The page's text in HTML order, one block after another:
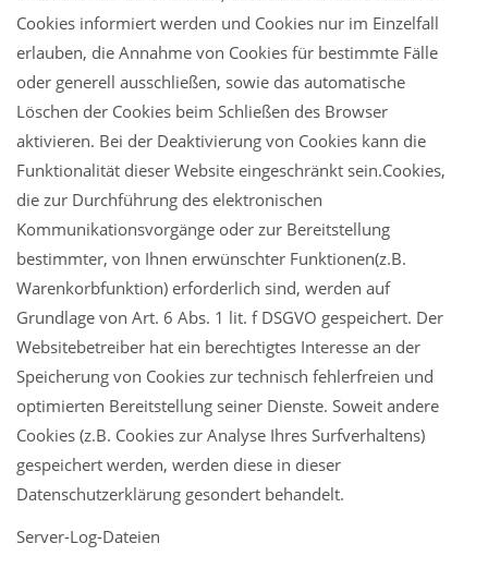
Cookies informiert werden und Cookies nur im Einzelfall
erlauben, die Annahme von Cookies für bestimmte Fälle
oder generell ausschließen, sowie das automatische
Löschen der Cookies beim Schließen des Browser
aktivieren. Bei der Deaktivierung von Cookies kann die
Funktionalität dieser Website eingeschränkt sein.Cookies,
die zur Durchführung des elektronischen
Kommunikationsvorgänge oder zur Bereitstellung
bestimmter, von Ihnen erwünschter Funktionen(z.B.
Warenkorbfunktion) erforderlich sind, werden auf
Grundlage von Art. 6 Abs. 1 lit. f DSGVO gespeichert. Der
Websitebetreiber hat ein berechtigtes Interesse an der
Speicherung von Cookies zur technisch fehlerfreien und
optimierten Bereitstellung seiner Dienste. Soweit andere
Cookies (z.B. Cookies zur Analyse Ihres Surfverhaltens)
gespeichert werden, werden diese in dieser
Datenschutzerklärung gesondert behandelt.
Server-Log-Dateien